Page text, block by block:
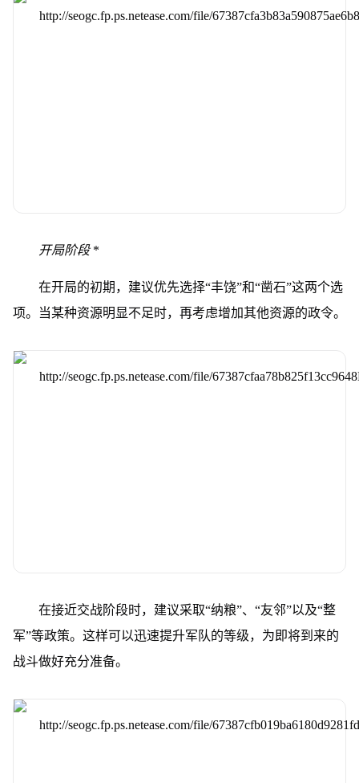
开局阶段*
在开局的初期，建议优先选择“丰饶”和“凿石”这两个选
项。当某种资源明显不足时，再考虑增加其他资源的政令。
在接近交战阶段时，建议采取“纳粮”、“友邻”以及“整
军”等政策。这样可以迅速提升军队的等级，为即将到来的
战斗做好充分准备。